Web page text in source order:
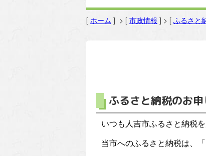
[ ホーム ] > [ 市政情報 ] > [ ふるさと
ふるさと納税のお
いつも人吉市ふるさと納税
当市へのふるさと納税は、「